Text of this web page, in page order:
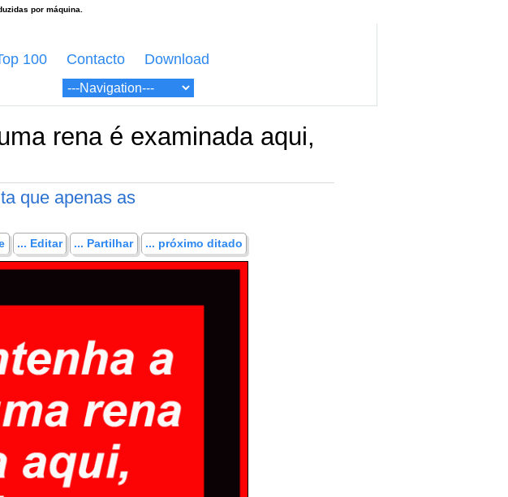
100 Contacto Download
rena é examinada aqui,
que apenas as
... Editar ... Partilhar ... próximo ditado